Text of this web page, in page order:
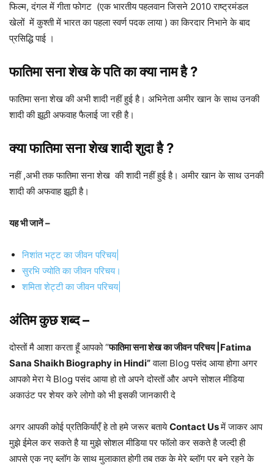
फिल्म, दंगल में गीता फोगट (एक भारतीय पहलवान जिसने 2010 राष्ट्रमंडल
खेलों में कुश्ती में भारत का पहला स्वर्ण पदक लाया ) का किरदार निभाने के बाद
प्रसिद्धि पाई ।
फातिमा सना शेख के पति का क्या नाम है ?
फातिमा सना शेख की अभी शादी नहीं हुई है। अभिनेता अमीर खान के साथ उनकी
शादी की झूठी अफवाह फैलाई जा रही है।
क्या फातिमा सना शेख शादी शुदा है ?
नहीं ,अभी तक फातिमा सना शेख की शादी नहीं हुई है। अमीर खान के साथ उनकी
शादी की अफवाह झूठी है।
यह भी जानें –
निशांत भट्ट का जीवन परिचय|
सुरभि ज्योति का जीवन परिचय।
शमिता शेट्टी का जीवन परिचय|
अंतिम कुछ शब्द –
दोस्तों मै आशा करता हूँ आपको “फातिमा सना शेख का जीवन परिचय |Fatima
Sana Shaikh Biography in Hindi”वाला Blog पसंद आया होगा अगर
आपको मेरा ये Blog पसंद आया हो तो अपने दोस्तों और अपने सोशल मीडिया
अकाउंट पर शेयर करे लोगो को भी इसकी जानकारी दे
अगर आपकी कोई प्रतिकिर्याएँ हे तो हमे जरूर बतायेContact Usमें जाकर आप
मुझे ईमेल कर सकते है या मुझे सोशल मीडिया पर फॉलो कर सकते है जल्दी ही
आपसे एक नए ब्लॉग के साथ मुलाकात होगी तब तक के मेरे ब्लॉग पर बने रहने के